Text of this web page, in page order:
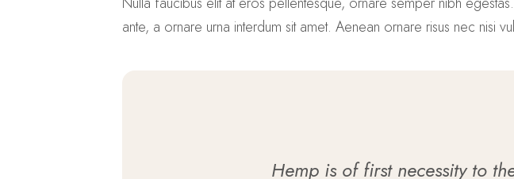
ante, a ornare urna interdum sit amet. Aenean ornare risus nec nisi
Hemp is of first necessity to